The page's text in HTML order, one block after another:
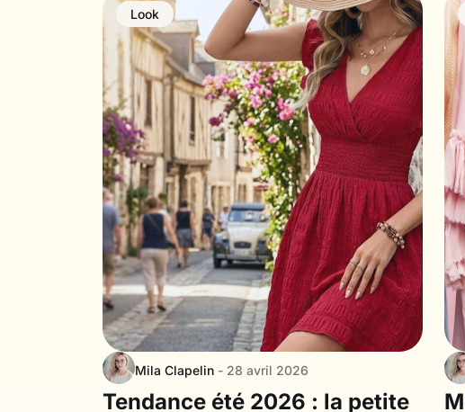
Look
Mila Clapelin - 28 avril 2026
Tendance été 2026 : la petite